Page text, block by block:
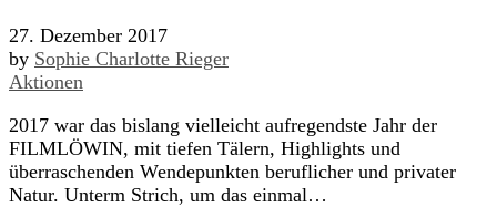
27. Dezember 2017
by Sophie Charlotte Rieger
Aktionen
2017 war das bislang vielleicht aufregendste Jahr der
FILMLÖWIN, mit tiefen Tälern, Highlights und
überraschenden Wendepunkten beruflicher und privater
Natur. Unterm Strich, um das einmal…